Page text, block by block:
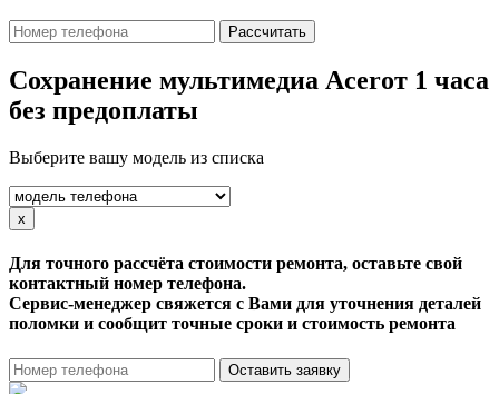
Рассчитать
Сохранение мультимедиа Acerот 1 часа
без предоплаты
Выберите вашу модель из списка
x
Для точного рассчёта стоимости ремонта, оставьте свой
контактный номер телефона.
Сервис-менеджер свяжется с Вами для уточнения деталей
поломки и сообщит точные сроки и стоимость ремонта
Оставить заявку